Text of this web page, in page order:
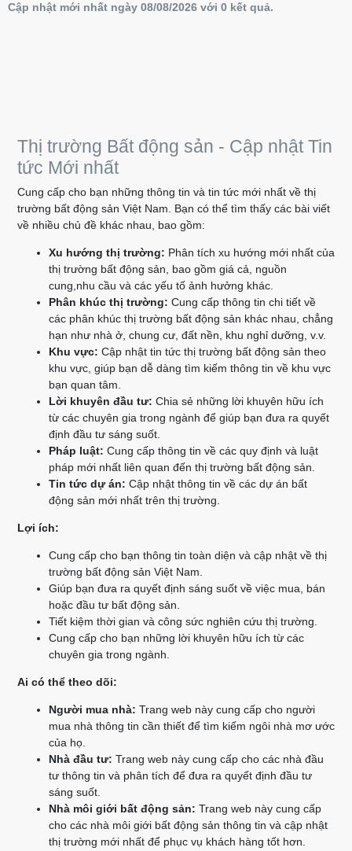
Cập nhật mới nhất ngày 08/08/2026 với 0 kết quả.
Thị trường Bất động sản - Cập nhật Tin
tức Mới nhất
Cung cấp cho bạn những thông tin và tin tức mới nhất về thị
trường bất động sản Việt Nam. Bạn có thể tìm thấy các bài viết
về nhiều chủ đề khác nhau, bao gồm:
Xu hướng thị trường: Phân tích xu hướng mới nhất của
thị trường bất động sản, bao gồm giá cả, nguồn
cung,nhu cầu và các yếu tố ảnh hưởng khác.
Phân khúc thị trường: Cung cấp thông tin chi tiết về
các phân khúc thị trường bất động sản khác nhau, chẳng
hạn như nhà ở, chung cư, đất nền, khu nghỉ dưỡng, v.v.
Khu vực: Cập nhật tin tức thị trường bất động sản theo
khu vực, giúp bạn dễ dàng tìm kiếm thông tin về khu vực
bạn quan tâm.
Lời khuyên đầu tư: Chia sẻ những lời khuyên hữu ích
từ các chuyên gia trong ngành để giúp bạn đưa ra quyết
định đầu tư sáng suốt.
Pháp luật: Cung cấp thông tin về các quy định và luật
pháp mới nhất liên quan đến thị trường bất động sản.
Tin tức dự án: Cập nhật thông tin về các dự án bất
động sản mới nhất trên thị trường.
Lợi ích:
Cung cấp cho bạn thông tin toàn diện và cập nhật về thị
trường bất động sản Việt Nam.
Giúp bạn đưa ra quyết định sáng suốt về việc mua, bán
hoặc đầu tư bất động sản.
Tiết kiệm thời gian và công sức nghiên cứu thị trường.
Cung cấp cho bạn những lời khuyên hữu ích từ các
chuyên gia trong ngành.
Ai có thể theo dõi:
Người mua nhà: Trang web này cung cấp cho người
mua nhà thông tin cần thiết để tìm kiếm ngôi nhà mơ ước
của họ.
Nhà đầu tư: Trang web này cung cấp cho các nhà đầu
tư thông tin và phân tích để đưa ra quyết định đầu tư
sáng suốt.
Nhà môi giới bất động sản: Trang web này cung cấp
cho các nhà môi giới bất động sản thông tin và cập nhật
thị trường mới nhất để phục vụ khách hàng tốt hơn.